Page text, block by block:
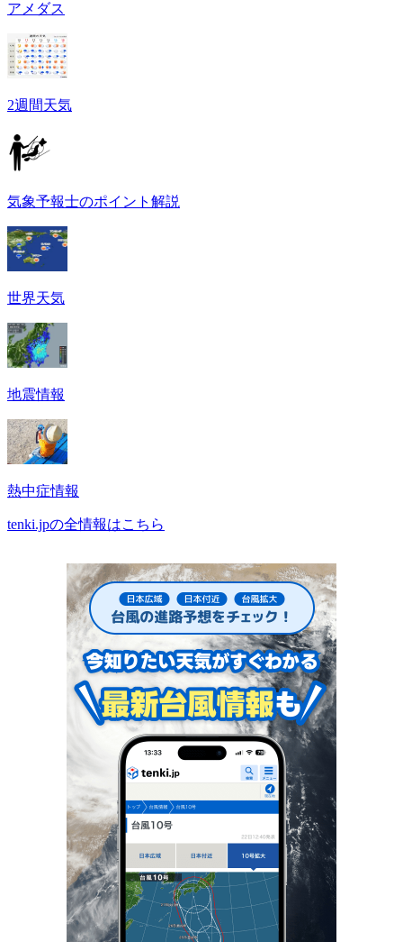
アメダス
2週間天気
気象予報士のポイント解説
世界天気
地震情報
熱中症情報
tenki.jpの全情報はこちら